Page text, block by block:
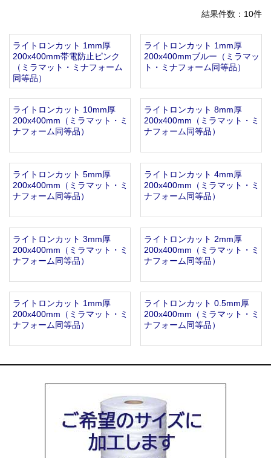
2026年 夏季休業のお知らせ...
お知らせ
2025.12.11
年末年始休業のお知らせ...
お知らせ
夏季休業のお知らせ...
お知らせ
2024.2.27
全国へ確実・迅速に納品...
お知らせ
2024.2.27
結果件数：10件
ライトロンカット 1mm厚
200x400mm帯電防止ピンク
（ミラマット・ミナフォーム
同等品）
ライトロンカット 1mm厚
200x400mmブルー（ミラマッ
ト・ミナフォーム同等品）
ライトロンカット 10mm厚
200x400mm（ミラマット・ミ
ナフォーム同等品）
ライトロンカット 8mm厚
200x400mm（ミラマット・ミ
ナフォーム同等品）
ライトロンカット 5mm厚
200x400mm（ミラマット・ミ
ナフォーム同等品）
ライトロンカット 4mm厚
200x400mm（ミラマット・ミ
ナフォーム同等品）
ライトロンカット 3mm厚
200x400mm（ミラマット・ミ
ナフォーム同等品）
ライトロンカット 2mm厚
200x400mm（ミラマット・ミ
ナフォーム同等品）
ライトロンカット 1mm厚
200x400mm（ミラマット・ミ
ナフォーム同等品）
ライトロンカット 0.5mm厚
200x400mm（ミラマット・ミ
ナフォーム同等品）